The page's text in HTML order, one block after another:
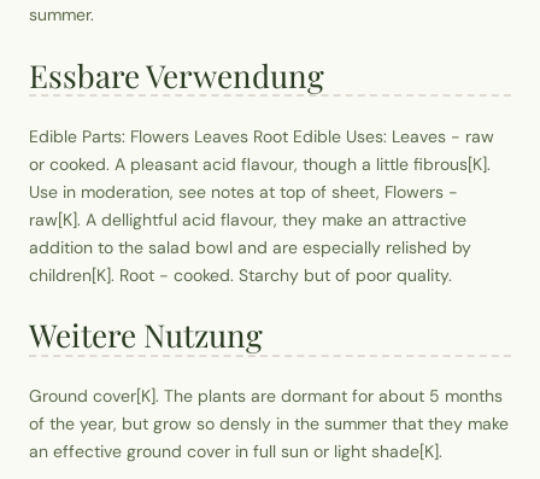
summer.
Essbare Verwendung
Edible Parts: Flowers Leaves Root Edible Uses: Leaves - raw
or cooked. A pleasant acid flavour, though a little fibrous[K].
Use in moderation, see notes at top of sheet, Flowers -
raw[K]. A dellightful acid flavour, they make an attractive
addition to the salad bowl and are especially relished by
children[K]. Root - cooked. Starchy but of poor quality.
Weitere Nutzung
Ground cover[K]. The plants are dormant for about 5 months
of the year, but grow so densly in the summer that they make
an effective ground cover in full sun or light shade[K].